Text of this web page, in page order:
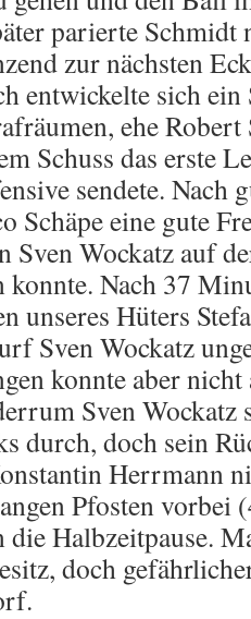
parierte Schmidt
zur nächsten
entwickelte sich
ehe
Schuss das erste
sendete. Nach
Schäpe eine gute
Sven Wockatz auf
konnte. Nach 37
unseres Hüters
Sven Wockatz
konnte aber nicht
Sven Wockatz
durch, doch sein
Herrmann
Pfosten vorbei
die Halbzeitpause.
doch